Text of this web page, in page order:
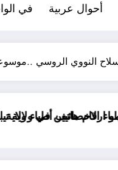
أحوال عربية في
النووي الروسي
تيارت
باتنة .. عناوين وارقام